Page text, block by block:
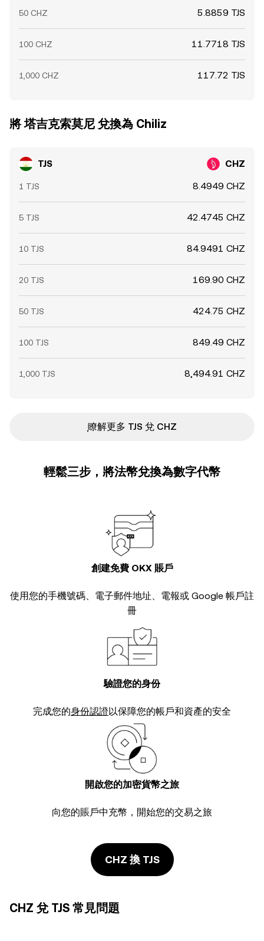
50 CHZ 5.8859 TJS
100 CHZ 11.7718 TJS
1,000 CHZ 117.72 TJS
將 塔吉克索莫尼 兌換為 Chiliz
TJS CHZ
1 TJS 8.4949 CHZ
5 TJS 42.4745 CHZ
10 TJS 84.9491 CHZ
20 TJS 169.90 CHZ
50 TJS 424.75 CHZ
100 TJS 849.49 CHZ
1,000 TJS 8,494.91 CHZ
ִִִִִִִִִִִִִִִִִִִִִִִִִִִִִִִִִִִִִִִִִִִִִִִ瞭解更多 TJS 兌 CHZ
輕鬆三步，將法幣兌換為數字代幣
創建免費 OKX 賬戶
使用您的手機號碼、電子郵件地址、電報或 Google 帳戶註
冊
驗證您的身份
完成您的身份認證以保障您的帳戶和資產的安全
開啟您的加密貨幣之旅
向您的賬戶中充幣，開始您的交易之旅
CHZ 換 TJS
CHZ 兌 TJS 常見問題